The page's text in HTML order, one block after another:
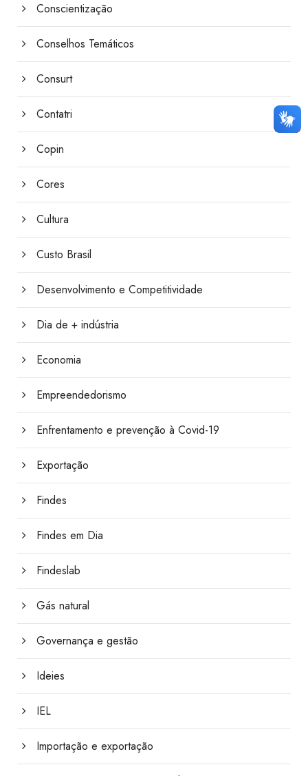
Conscientização
Conselhos Temáticos
Consurt
Contatri
Copin
Cores
Cultura
Custo Brasil
Desenvolvimento e Competitividade
Dia de + indústria
Economia
Empreendedorismo
Enfrentamento e prevenção à Covid-19
Exportação
Findes
Findes em Dia
Findeslab
Gás natural
Governança e gestão
Ideies
IEL
Importação e exportação